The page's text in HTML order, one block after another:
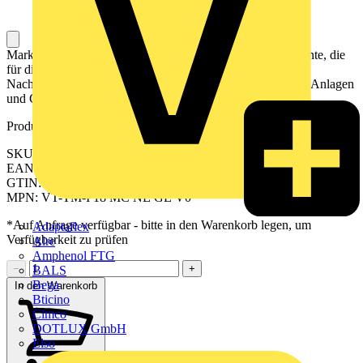
Adaptaflex
Alre
Amphenol FTG
BALS
Bega
Bticino
Cimco
DOTLUX GmbH
Elso
Markierer für Leiter und Kabel sind Kennzeichnungselemente, die
für die eindeutige Kennzeichnung, Organisation und
Nachverfolgbarkeit von elektrischen Leitern und Kabeln in Anlagen
und Geräten verwendet werden.
Produktkennzeichen
SKU: 2574260000
EAN: 04050118584196
GTIN: 04050118584196
MPN: VT-TM-I 18 MC NE GE V0
*Auf Anfrage verfügbar - bitte in den Warenkorb legen, um
Verfügbarkeit zu prüfen
−
+
In den Warenkorb